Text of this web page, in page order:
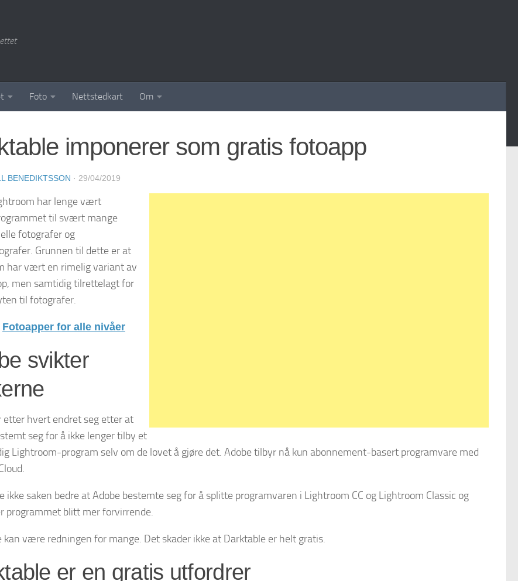
Foto Nettstedkart Om
imponerer som gratis fotoapp
BENEDIKTSSON · 29/04/2019
har lenge vært
til svært mange
fotografer og
Grunnen til dette er at
har vært en rimelig variant av
men samtidig tilrettelagt for
til fotografer.
Fotoapper for alle nivåer
svikter
etter hvert endret seg etter at
seg for å ikke lenger tilby et
Lightroom-program selv om de lovet å gjøre det. Adobe tilbyr nå kun abonnement-basert programvare med
ikke saken bedre at Adobe bestemte seg for å splitte programvaren i Lightroom CC og Lightroom Classic og
programmet blitt mer forvirrende.
kan være redningen for mange. Det skader ikke at Darktable er helt gratis.
er en gratis utfordrer